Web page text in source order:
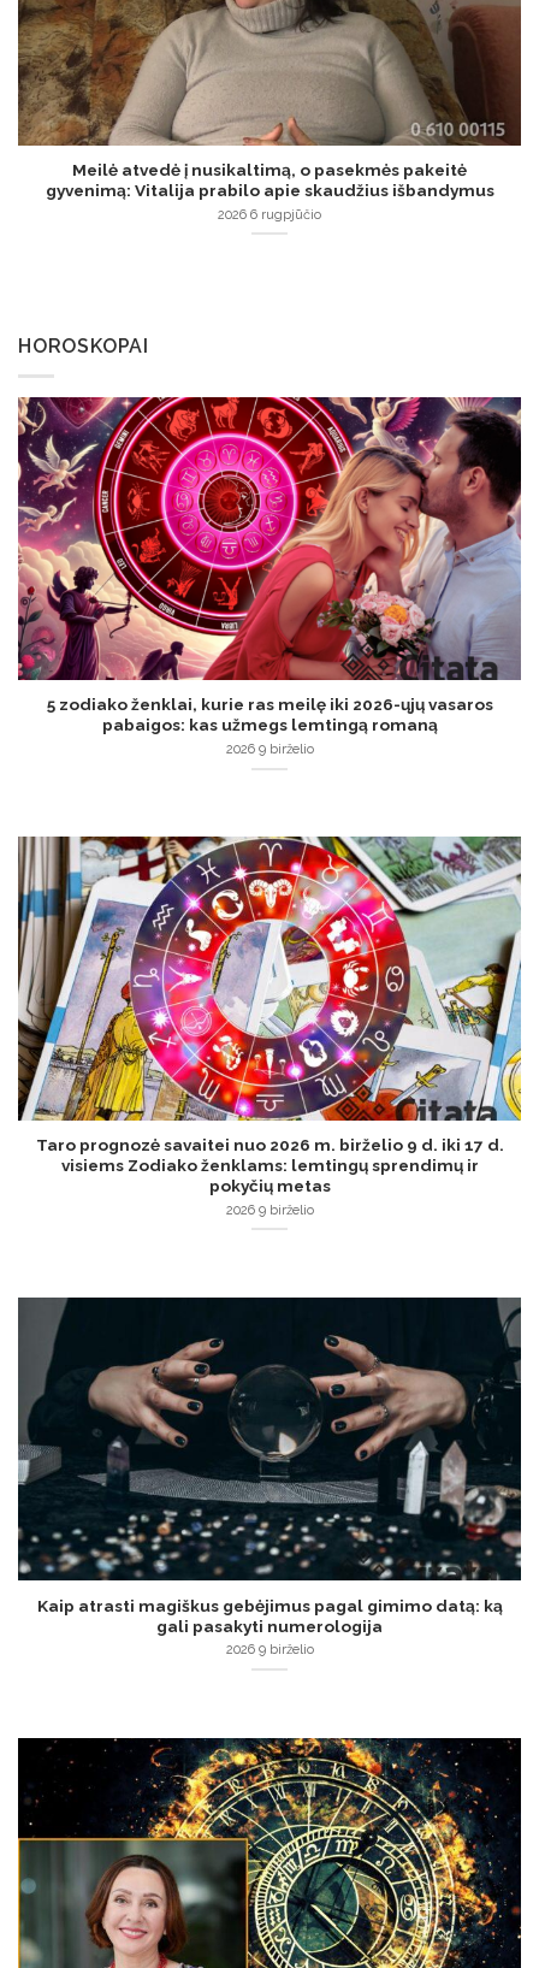
Meilė atvedė į nusikaltimą, o pasekmės pakeitė
gyvenimą: Vitalija prabilo apie skaudžius išbandymus
2026 6 rugpjūčio
HOROSKOPAI
5 zodiako ženklai, kurie ras meilę iki 2026-ųjų vasaros
pabaigos: kas užmegs lemtingą romaną
2026 9 birželio
Taro prognozė savaitei nuo 2026 m. birželio 9 d. iki 17 d.
visiems Zodiako ženklams: lemtingų sprendimų ir
pokyčių metas
2026 9 birželio
Kaip atrasti magiškus gebėjimus pagal gimimo datą: ką
gali pasakyti numerologija
2026 9 birželio